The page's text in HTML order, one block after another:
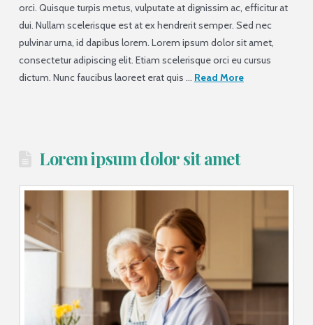
orci. Quisque turpis metus, vulputate at dignissim ac, efficitur at
dui. Nullam scelerisque est at ex hendrerit semper. Sed nec
pulvinar urna, id dapibus lorem. Lorem ipsum dolor sit amet,
consectetur adipiscing elit. Etiam scelerisque orci eu cursus
dictum. Nunc faucibus laoreet erat quis … Read More
Lorem ipsum dolor sit amet